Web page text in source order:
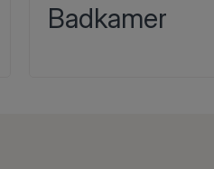
Badkamer